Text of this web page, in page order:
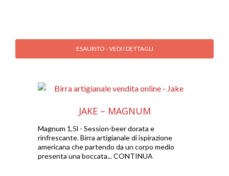
ESAURITO - VEDI I DETTAGLI
JAKE – MAGNUM
Magnum 1,5l - Session-beer dorata e
rinfrescante. Birra artigianale di ispirazione
americana che partendo da un corpo medio
presenta una boccata... CONTINUA